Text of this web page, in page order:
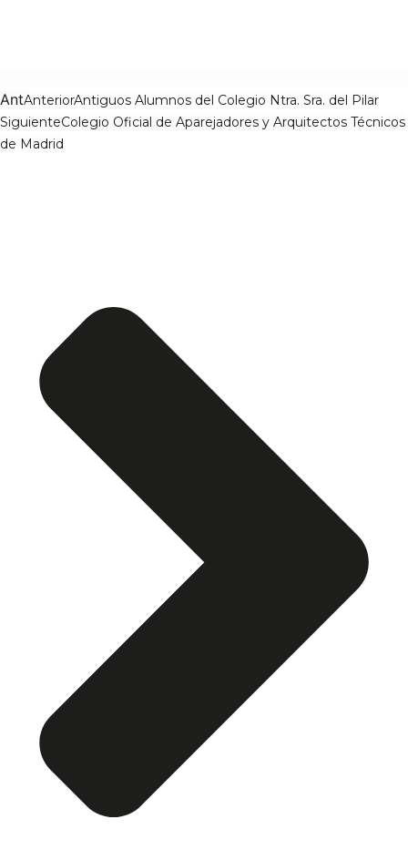
AntAnteriorAntiguos Alumnos del Colegio Ntra. Sra. del Pilar
SiguienteColegio Oficial de Aparejadores y Arquitectos Técnicos
de Madrid